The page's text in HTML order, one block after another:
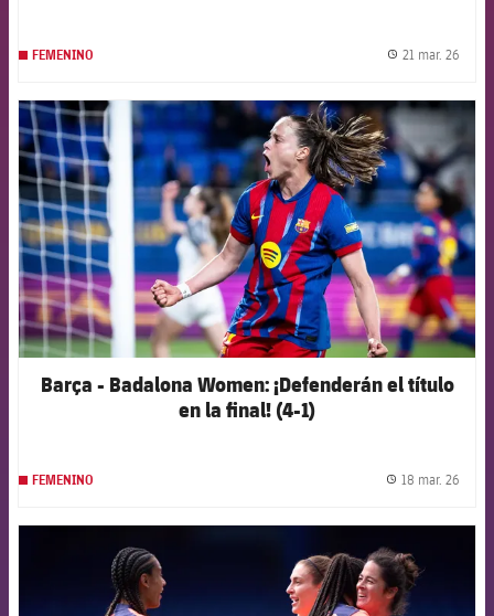
FEMENINO 21 mar. 26
FCB Barcelona badge
Barça - Badalona Women: ¡Defenderán el título
en la final! (4-1)
FEMENINO 18 mar. 26